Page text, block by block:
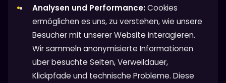
Analysen und Performance:Cookies
ermöglichen es uns, zu verstehen, wie unsere
Besucher mit unserer Website interagieren.
Wir sammeln anonymisierte Informationen
über besuchte Seiten, Verweildauer,
Klickpfade und technische Probleme. Diese